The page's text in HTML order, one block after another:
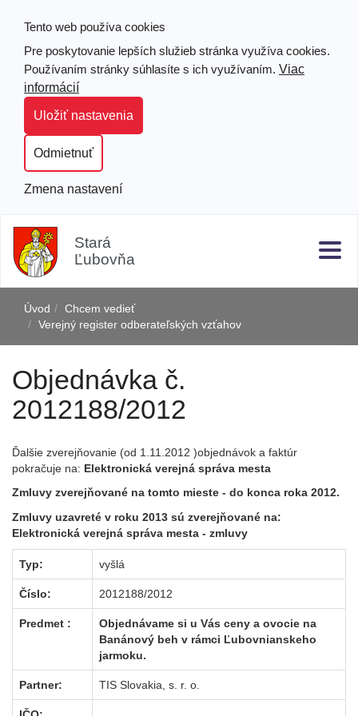
Tento web používa cookies
Pre poskytovanie lepších služieb stránka využíva cookies.
Používaním stránky súhlasíte s ich využívaním. Viac
informácií
Uložiť nastavenia
Odmietnuť
Zmena nastavení
obsahu
Stará
Ľubovňa
Úvod
Chcem vedieť
Verejný register odberateľských vzťahov
Objednávka č.
2012188/2012
Ďalšie zverejňovanie (od 1.11.2012 )objednávok a faktúr
pokračuje na: Elektronická verejná správa mesta
Zmluvy zverejňované na tomto mieste - do konca roka 2012.
Zmluvy uzavreté v roku 2013 sú zverejňované na:
Elektronická verejná správa mesta - zmluvy
Typ: vyšlá
Číslo: 2012188/2012
Predmet :
Objednávame si u Vás ceny a ovocie na
Banánový beh v rámci Ľubovnianskeho
jarmoku.
Partner: TIS Slovakia, s. r. o.